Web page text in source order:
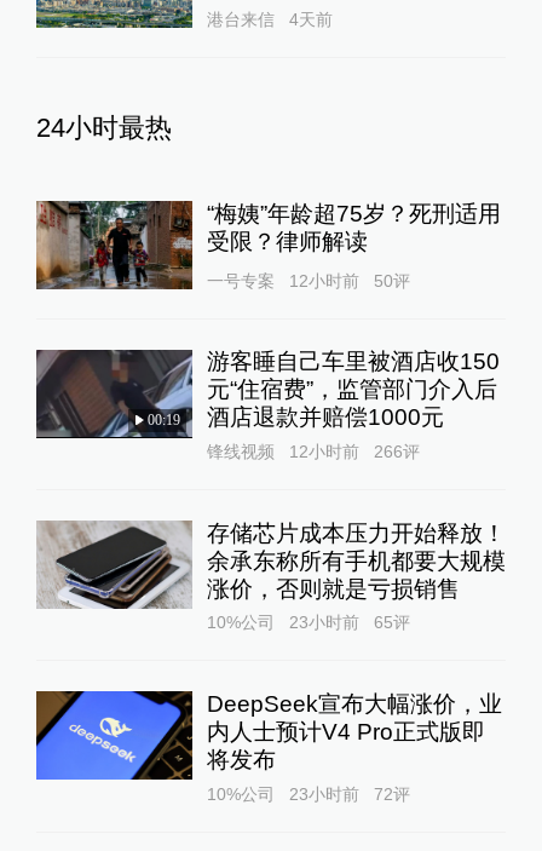
港台来信 4天前
24小时最热
“梅姨”年龄超75岁？死刑适用
受限？律师解读
一号专案 12小时前 50评
00:19
游客睡自己车里被酒店收150
元“住宿费”，监管部门介入后
酒店退款并赔偿1000元
锋线视频 12小时前 266评
存储芯片成本压力开始释放！
余承东称所有手机都要大规模
涨价，否则就是亏损销售
10%公司 23小时前 65评
DeepSeek宣布大幅涨价，业
内人士预计V4 Pro正式版即
将发布
10%公司 23小时前 72评